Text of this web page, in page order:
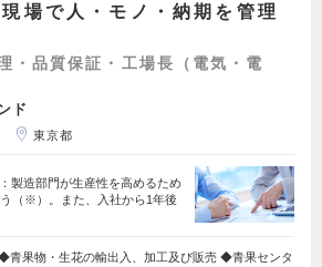
場で人・モノ・納期を管理
・品質保証・工場長（電気・電
ド
東京都
製造部門が生産性を高めるため
（※）。また、入社から1年後
◆青果物・生花の輸出入、加工及び販売 ◆青果センタ